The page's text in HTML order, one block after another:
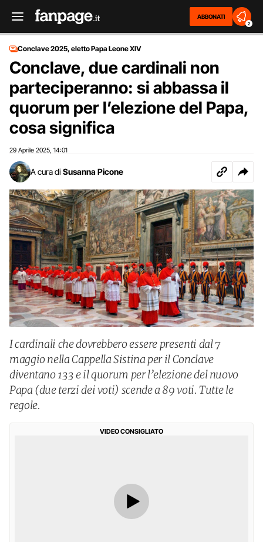
ABBONATI
2
Conclave 2025, eletto Papa Leone XIV
Conclave, due cardinali non
parteciperanno: si abbassa il
quorum per l’elezione del Papa,
cosa significa
29 Aprile 2025 14:01
A cura di Susanna Picone
I cardinali che dovrebbero essere presenti dal 7
maggio nella Cappella Sistina per il Conclave
diventano 133 e il quorum per l’elezione del nuovo
Papa (due terzi dei voti) scende a 89 voti. Tutte le
regole.
VIDEO CONSIGLIATO